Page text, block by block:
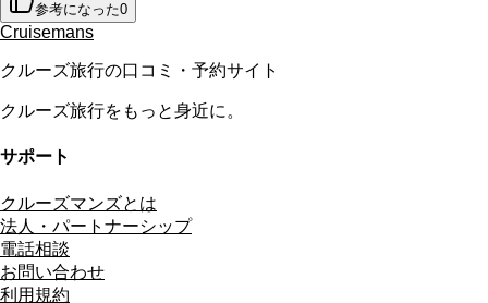
参考になった0
Cruisemans
クルーズ旅行の口コミ・予約サイト
クルーズ旅行をもっと身近に。
サポート
クルーズマンズとは
法人・パートナーシップ
電話相談
お問い合わせ
利用規約